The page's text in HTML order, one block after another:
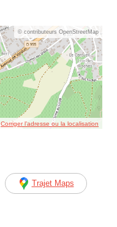
© contributeurs OpenStreetMap
Corriger l’adresse ou la localisation
Trajet Maps